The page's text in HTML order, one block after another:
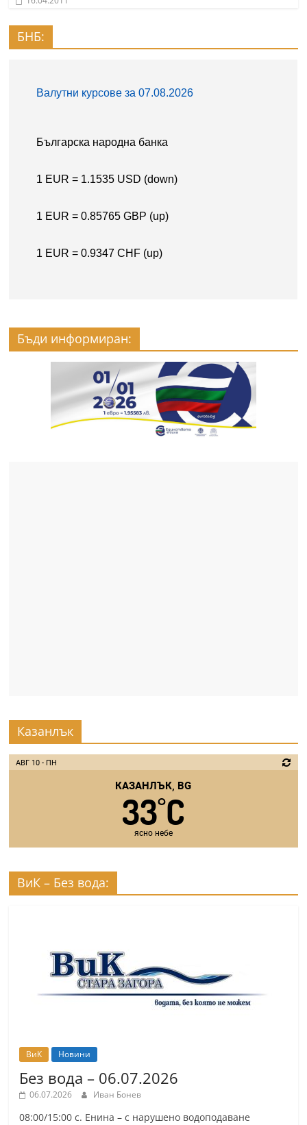
БНБ:
Бъди информиран:
Казанлък
АВГ 10 - ПН
КАЗАНЛЪК, BG
33°C
ясно небе
ВиК – Без вода:
ВиК Новини
Без вода – 06.07.2026
06.07.2026 Иван Бонев
08:00/15:00 с. Енина – с нарушено водоподаване